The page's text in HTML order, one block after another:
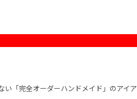
「完全オーダーハンドメイド」のアイア